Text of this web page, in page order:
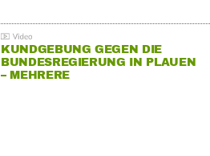
KUNDGEBUNG GEGEN DIE
BUNDESREGIERUNG IN PLAUEN
– MEHRERE